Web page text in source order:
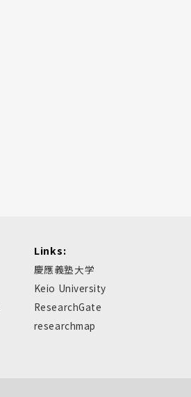
Links:
慶應義塾大学
Keio University
ResearchGate
researchmap